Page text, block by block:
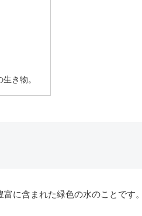
き物。
に含まれた緑色の水のことです。